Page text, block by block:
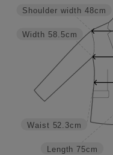
Length 75cm
Waist 52.3cm
Width 58.5cm
Shoulder width 48cm